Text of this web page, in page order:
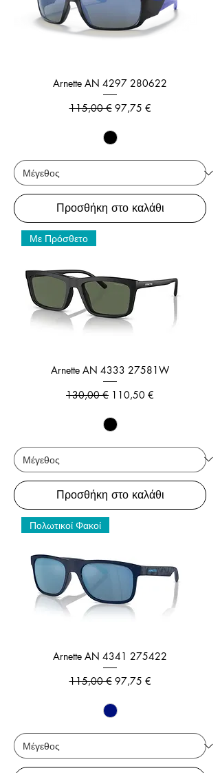
Arnette AN 4297 280622
Κανονική τιμή
115,00 € Τιμή Έκπτωσης
97,75 €
Προσθήκη στο καλάθι
Με Πρόσθετο
Arnette AN 4333 27581W
Κανονική τιμή
130,00 € Τιμή Έκπτωσης
110,50 €
Προσθήκη στο καλάθι
Πολωτικοί Φακοί
Arnette AN 4341 275422
Κανονική τιμή
115,00 € Τιμή Έκπτωσης
97,75 €